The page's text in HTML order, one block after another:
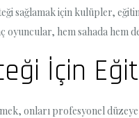
sağlamak için kulüpler,
hem sahada hem
İçin
onları profesyonel düzeye